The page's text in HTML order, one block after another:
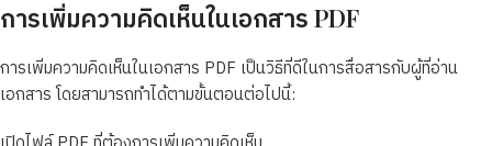
การเพิ่มความคิดเห็นในเอกสาร PDF
การเพิ่มความคิดเห็นในเอกสาร PDF เป็นวิธีที่ดีในการสื่อสารกับผู้ที่อ่าน
เอกสาร โดยสามารถทำได้ตามขั้นตอนต่อไปนี้: